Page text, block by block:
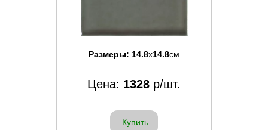
Размеры: 14.8x14.8см
Цена: 1328 р/шт.
Купить